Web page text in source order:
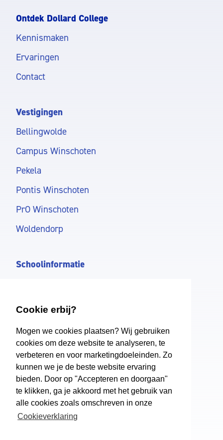
Cookie erbij?
Mogen we cookies plaatsen? Wij gebruiken
cookies om deze website te analyseren, te
verbeteren en voor marketingdoeleinden. Zo
kunnen we je de beste website ervaring
bieden. Door op "Accepteren en doorgaan"
te klikken, ga je akkoord met het gebruik van
alle cookies zoals omschreven in onze
Cookieverklaring
Ontdek Dollard College
Kennismaken
Ervaringen
Contact
Vestigingen
Bellingwolde
Campus Winschoten
Pekela
Pontis Winschoten
PrO Winschoten
Woldendorp
Schoolinformatie
Ondersteuning
PrO Winschoten
Over ons
Schoolkosten
Vakantie